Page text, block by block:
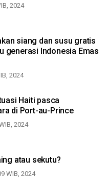
2024
siang dan susu gratis
generasi Indonesia Emas
2024
Haiti pasca
di Port-au-Prince
2024
atau sekutu?
WIB, 2024